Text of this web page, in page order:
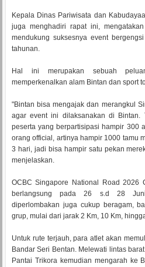
Kepala Dinas Pariwisata dan
juga menghadiri rapat ini,
mendukung suksesnya event
tahunan.
Hal ini merupakan sebuah
memperkenalkan alam Bintan dan sport
"Bintan bisa mengajak dan merangkul
agar event ini dilaksanakan di Bintan.
peserta yang berpartisipasi hampir 300
orang official, artinya hampir 1000 tamu
3 hari, jadi bisa hampir satu pekan
menjelaskan.
OCBC Singapore National Road 2026
berlangsung pada 26 s.d 28
diperlombakan juga cukup beragam,
grup, mulai dari jarak 2 Km, 10 Km,
Untuk rute terjauh, para atlet akan
Bandar Seri Bentan. Melewati lintas
Pantai Trikora kemudian mengarah ke